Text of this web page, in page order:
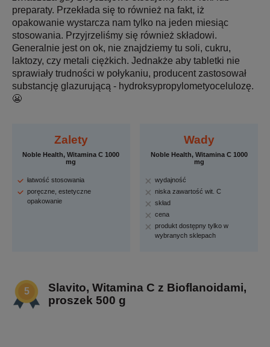
preparaty. Przekłada się to również na fakt, iż
opakowanie wystarcza nam tylko na jeden miesiąc
stosowania. Przyjrzeliśmy się również składowi.
Generalnie jest on ok, nie znajdziemy tu soli, cukru,
laktozy, czy metali ciężkich. Jednakże aby tabletki nie
sprawiały trudności w połykaniu, producent zastosował
substancję glazurującą - hydroksypropylometyocelulozę.
😬
Zalety
Noble Health, Witamina C 1000
mg
łatwość stosowania
poręczne, estetyczne
opakowanie
Wady
Noble Health, Witamina C 1000
mg
wydajność
niska zawartość wit. C
skład
cena
produkt dostępny tylko w
wybranych sklepach
Slavito, Witamina C z Bioflanoidami,
proszek 500 g